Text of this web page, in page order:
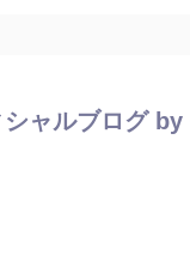
ャルブログ by